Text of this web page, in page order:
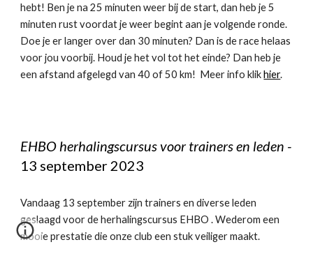
hebt! Ben je na 25 minuten weer bij de start, dan heb je 5
minuten rust voordat je weer begint aan je volgende ronde.
Doe je er langer over dan 30 minuten? Dan is de race helaas
voor jou voorbij. Houd je het vol tot het einde? Dan heb je
een afstand afgelegd van 40 of 50 km! Meer info klikhier.
EHBO herhalingscursus voor trainers en leden -
13 september 2023
Vandaag 13 september zijn trainers en diverse leden
geslaagd voor de herhalingscursus EHBO . Wederom een
mooie prestatie die onze club een stuk veiliger maakt.